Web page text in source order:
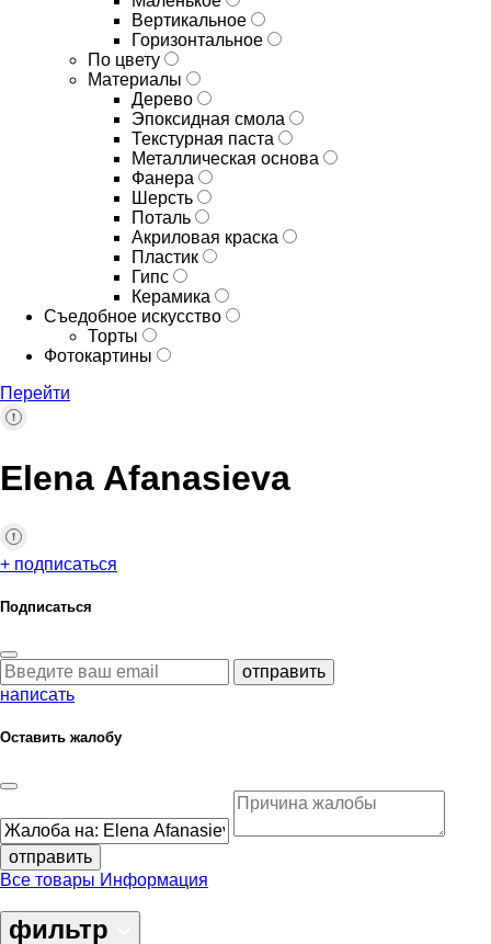
Вертикальное
Горизонтальное
По цвету
Материалы
Дерево
Эпоксидная смола
Текстурная паста
Металлическая основа
Фанера
Шерсть
Поталь
Акриловая краска
Пластик
Гипс
Керамика
Съедобное искусство
Торты
Фотокартины
Перейти
Elena Afanasieva
+ подписаться
Подписаться
отправить
написать
Оставить жалобу
отправить
Все товары Информация
фильтр